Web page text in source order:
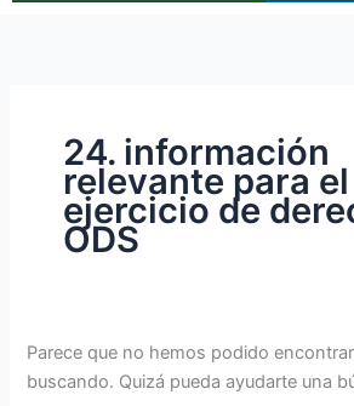
24. información
relevante para el
ejercicio de
ODS
Parece que no hemos podido
buscando. Quizá pueda ayudarte una